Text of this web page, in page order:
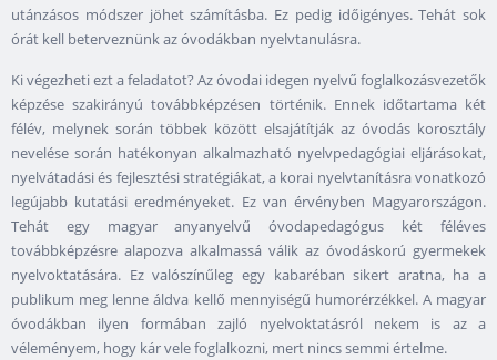
utánzásos módszer jöhet számításba. Ez pedig időigényes. Tehát sok
órát kell beterveznünk az óvodákban nyelvtanulásra.
Ki végezheti ezt a feladatot? Az óvodai idegen nyelvű foglalkozásvezetők
képzése szakirányú továbbképzésen történik. Ennek időtartama két
félév, melynek során többek között elsajátítják az óvodás korosztály
nevelése során hatékonyan alkalmazható nyelvpedagógiai eljárásokat,
nyelvátadási és fejlesztési stratégiákat, a korai nyelvtanításra vonatkozó
legújabb kutatási eredményeket. Ez van érvényben Magyarországon.
Tehát egy magyar anyanyelvű óvodapedagógus két féléves
továbbképzésre alapozva alkalmassá válik az óvodáskorú gyermekek
nyelvoktatására. Ez valószínűleg egy kabaréban sikert aratna, ha a
publikum meg lenne áldva kellő mennyiségű humorérzékkel. A magyar
óvodákban ilyen formában zajló nyelvoktatásról nekem is az a
véleményem, hogy kár vele foglalkozni, mert nincs semmi értelme.